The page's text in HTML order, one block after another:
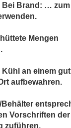
Bei Brand: … zum
Mengen
Kühl an einem gut
aufbewahren.
Behälter
Vorschriften der
zuführen.